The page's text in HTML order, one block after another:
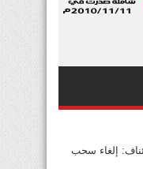
إلغاء سحب